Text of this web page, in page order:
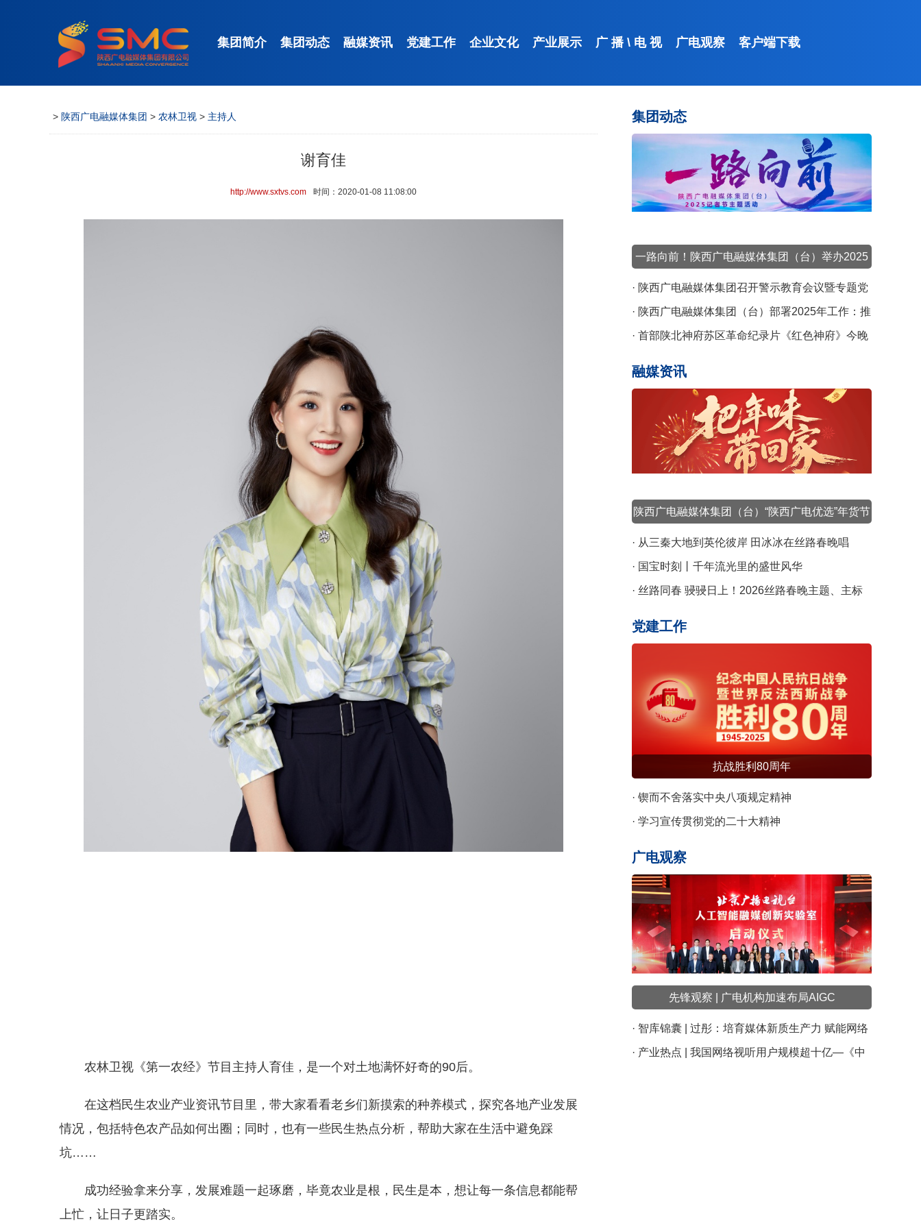
集团简介 集团动态 融媒资讯 党建工作 企业文化 产业展示 广 播 \ 电 视 广电观察 客户端下载
起点新闻
> 陕西广电融媒体集团 > 农林卫视 > 主持人
谢育佳
http://www.sxtvs.com 时间：2020-01-08 11:08:00
农林卫视《第一农经》节目主持人育佳，是一个对土地满怀好奇的90后。
在这档民生农业产业资讯节目里，带大家看看老乡们新摸索的种养模式，探究各地产业发展
情况，包括特色农产品如何出圈；同时，也有一些民生热点分析，帮助大家在生活中避免踩
坑……
成功经验拿来分享，发展难题一起琢磨，毕竟农业是根，民生是本，想让每一条信息都能帮
上忙，让日子更踏实。
集团动态
一路向前！陕西广电融媒体集团（台）举办2025
记者节主题活动
· 陕西广电融媒体集团召开警示教育会议暨专题党
课
· 陕西广电融媒体集团（台）部署2025年工作：推
动陕台特色陕西气派广电事业高质量发展
· 首部陕北神府苏区革命纪录片《红色神府》今晚
融媒资讯
陕西广电融媒体集团（台）“陕西广电优选”年货节
元旦启幕
· 从三秦大地到英伦彼岸 田冰冰在丝路春晚唱
响“向野”新声
· 国宝时刻丨千年流光里的盛世风华
· 丝路同春 骎骎日上！2026丝路春晚主题、主标
党建工作
抗战胜利80周年
· 锲而不舍落实中央八项规定精神
· 学习宣传贯彻党的二十大精神
广电观察
先锋观察 | 广电机构加速布局AIGC
· 智库锦囊 | 过彤：培育媒体新质生产力 赋能网络
视听新发展
· 产业热点 | 我国网络视听用户规模超十亿—《中